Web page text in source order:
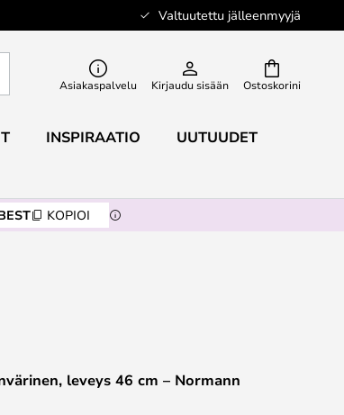
Valtuutettu jälleenmyyjä
Ostoskorini
Asiakaspalvelu Kirjaudu sisään
INSPIRAATIO UUTUUDET
KOPIOI
leveys 46 cm – Normann